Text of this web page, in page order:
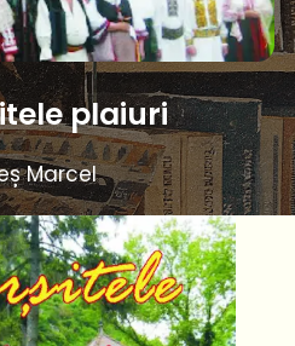
plaiuri
Marcel